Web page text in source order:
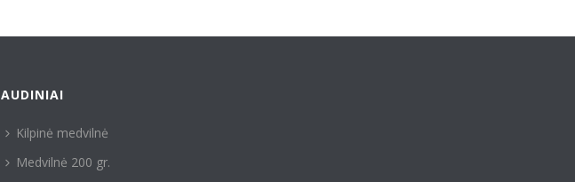
AUDINIAI
Kilpinė medvilnė
Medvilnė 200 gr.